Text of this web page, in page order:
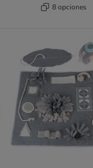
8 opciones